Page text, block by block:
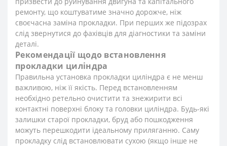
ремонту, що коштуватиме значно дорожче, ніж
своєчасна заміна прокладки. При перших же підозрах
слід звернутися до фахівців для діагностики та заміни
деталі.
Рекомендації щодо встановлення
прокладки циліндра
Правильна установка прокладки циліндра є не менш
важливою, ніж її якість. Перед встановленням
необхідно ретельно очистити та знежирити всі
контактні поверхні блоку та головки циліндра. Будь-які
залишки старої прокладки, бруд або пошкодження
можуть перешкодити ідеальному приляганню. Саму
прокладку слід встановлювати сухою (якщо інше не